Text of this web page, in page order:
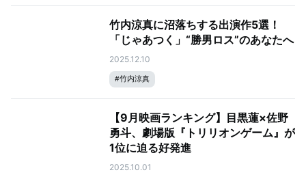
竹内涼真に沼落ちする出演作5選！
「じゃあつく」“勝男ロス”のあなたへ
2025.12.10
#竹内涼真
【9月映画ランキング】目黒蓮×佐野
勇斗、劇場版『トリリオンゲーム』が
1位に迫る好発進
2025.10.01